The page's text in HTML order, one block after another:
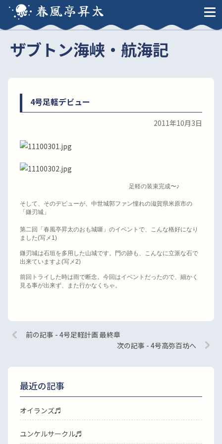
春風亭昇太
ザブトン海峡・航海記
4号足軽デビュー
2011年10月3日
足軽の装束完成〜♪
そして、そのデビューが、中世城郭ファン憧れの滋賀県米原市の
「鎌刃城」
第二回「春風亭昇太のおも城噺」のイベントで、こんな格好になり
ました(写メ 1)
鎌刃城は石垣を多用した山城です。門の跡も、こんなに立派な石で
出来ていますよ (写メ2)
前回トライした時は雨で断念。今回はイベントだったので、細かく
見る事が出来ず、また行かなくちゃ。
前の記事 - 4号足軽計画 最終章
次の記事 - 4号高弥百坊へ
最近の記事
オイランズ♬
ユンケルサークル♬